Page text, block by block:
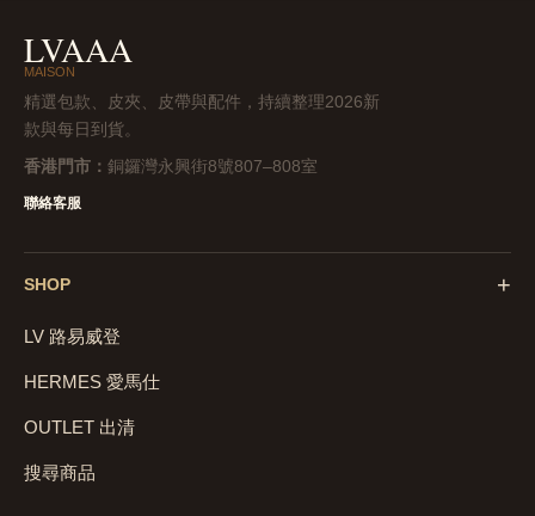
LVAAA
MAISON
精選包款、皮夾、皮帶與配件，持續整理2026新
款與每日到貨。
香港門市： 銅鑼灣永興街8號807–808室
聯絡客服
SHOP +
LV 路易威登
HERMES 愛馬仕
OUTLET 出清
搜尋商品